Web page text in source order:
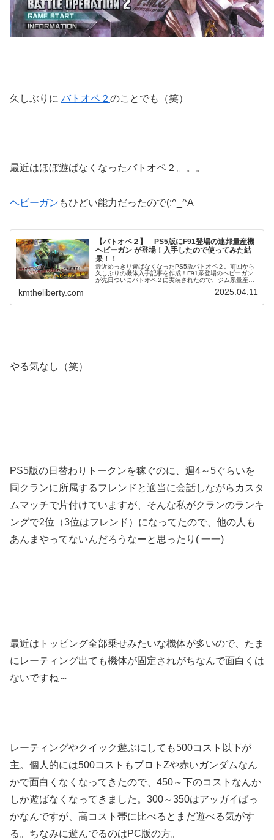
久しぶりに バトオペ２ のことでも（笑）
最近はほぼ遊ばなくなったバトオペ２。。。
ヘビーガン もひどい能力だったので(;^_^A
【バトオペ２】 PS5版にF91登場の連邦量産機
ヘビーガン が登場！入手したので使ってみた結
果！！
最近めっきり遊ばなくなったPS5版バトオペ２。前回から
久しぶりの機体入手記事を作成！F91系登場のヘビーガン
が先日ついにバトオペ２に実装されたので、ジム系量産機
kmtheliberty.com 2025.04.11
やる気なし（笑）
PS5版の日替わりトークンを稼ぐのに、週4～5ぐらいを
同クランに所属するフレンドと適当に会話しながらカスタ
ムマッチで片付けていますが、そんな私がクランのランキ
ングで2位（3位はフレンド）になってたので、他の人も
あんまやってないんだろうなーと思ったり( 一一)
最近はトッピング全部乗せみたいな機体が多いので、たま
にレーティング出ても機体が固定されがちなんで面白くは
ないですね～
レーティングやクイック遊ぶにしても500コスト以下が
主。個人的には500コストもプロトZや赤いガンダムなん
かで面白くなくなってきたので、450～下のコストなんか
しか遊ばなくなってきました。300～350はアッガイばっ
かなんですが、高コスト帯に比べるとまだ遊べる気がす
る。ちなみに遊んでるのはPC版の方。